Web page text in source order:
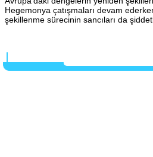
Hegemonya çatışmaları devam
şekillenme sürecinin sancıları da